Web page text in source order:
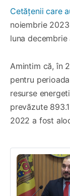
Cetățenii care
noiembrie
luna
Amintim că, în
pentru
resurse
prevăzute
2022 a fost